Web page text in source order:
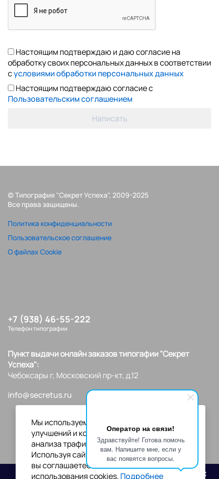
Оператор на связи!
Здравствуйте! Готова помочь
вам. Напишите мне, если у
вас появятся вопросы.
Настоящим подтверждаю и даю согласие на
обработку своих персональных данных в соответствии
сусловиями обработки персональных данных
Настоящим подтверждаю согласие с
Пользовательским соглашением
Написать
© Типография "Секрет Успеха", 2009-2025
Все права защищены.
Политика конфиденциальности
Пользовательское соглашение
О файлах Cookie
+7 (938) 46-55-222
Телефон типографии
Пункт выдачи онлайн заказов типогафии "Секрет
Успеха":
Чебоксары г, Московский пр-кт, д.12
info@secretus.ru
Мы используем файлы cookies для
улучшений и корректной работы сайта,
анализа трафика и персонализации.
Используя сайт или кликая на "Я согласен",
вы соглашаетесь с нашей политикой
использования cookies. Подробнее
Разработано